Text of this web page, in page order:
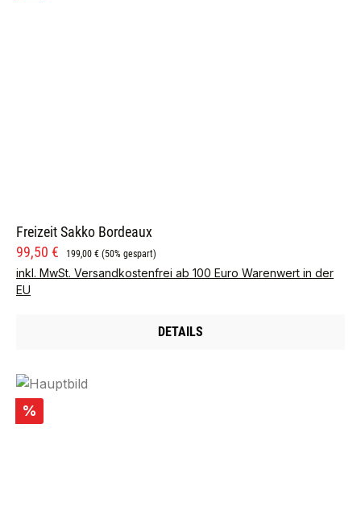
Freizeit Sakko Bordeaux
Verkaufspreis:
99,50 € Regulärer Preis:
199,00 € (50% gespart)
inkl. MwSt. Versandkostenfrei ab 100 Euro Warenwert in der
EU
DETAILS
Rabatt
%